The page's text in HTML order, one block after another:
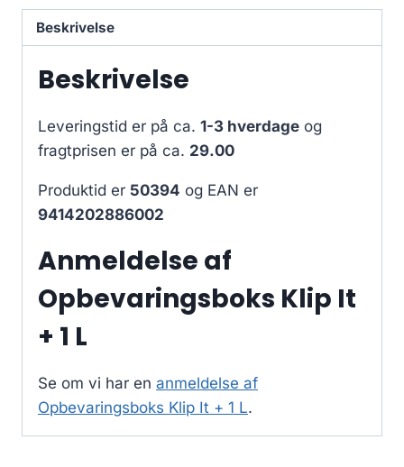
Beskrivelse
Beskrivelse
Leveringstid er på ca. 1-3 hverdage og
fragtprisen er på ca. 29.00
Produktid er 50394 og EAN er
9414202886002
Anmeldelse af
Opbevaringsboks Klip It
+ 1 L
Se om vi har en anmeldelse af
Opbevaringsboks Klip It + 1 L.